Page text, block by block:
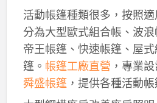
活動帳篷種類很多，按照
分為大型歐式組合帳、波浪
帝王帳篷、快速帳篷、屋
篷。 帳篷工廠直營 ，專業
舜盛帳篷，提供各種活動